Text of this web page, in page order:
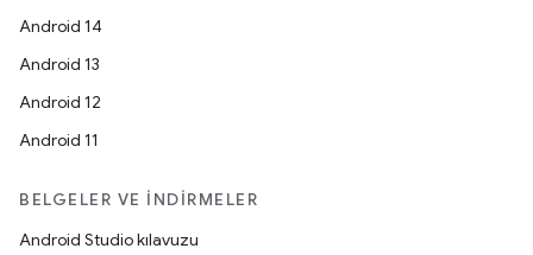
Android 14
Android 13
Android 12
Android 11
BELGELER VE İNDIRMELER
Android Studio kılavuzu